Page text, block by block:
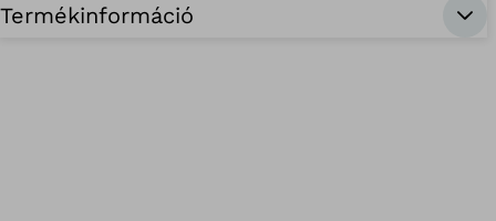
Termékinformáció